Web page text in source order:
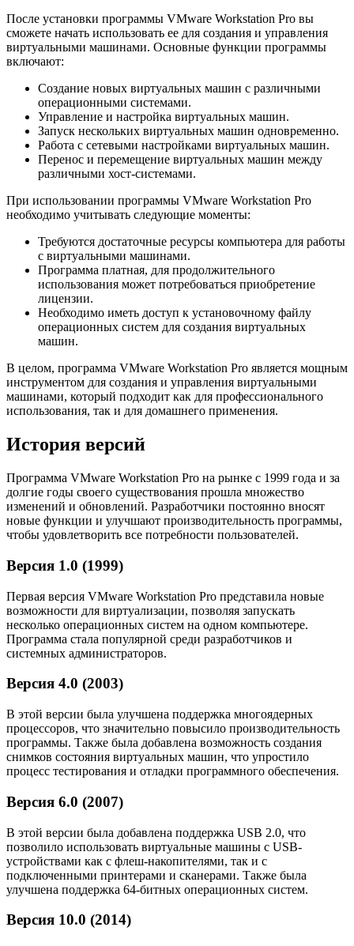
После установки программы VMware Workstation Pro вы
сможете начать использовать ее для создания и управления
виртуальными машинами. Основные функции программы
включают:
Создание новых виртуальных машин с различными
операционными системами.
Управление и настройка виртуальных машин.
Запуск нескольких виртуальных машин одновременно.
Работа с сетевыми настройками виртуальных машин.
Перенос и перемещение виртуальных машин между
различными хост-системами.
При использовании программы VMware Workstation Pro
необходимо учитывать следующие моменты:
Требуются достаточные ресурсы компьютера для работы
с виртуальными машинами.
Программа платная, для продолжительного
использования может потребоваться приобретение
лицензии.
Необходимо иметь доступ к установочному файлу
операционных систем для создания виртуальных
машин.
В целом, программа VMware Workstation Pro является мощным
инструментом для создания и управления виртуальными
машинами, который подходит как для профессионального
использования, так и для домашнего применения.
История версий
Программа VMware Workstation Pro на рынке с 1999 года и за
долгие годы своего существования прошла множество
изменений и обновлений. Разработчики постоянно вносят
новые функции и улучшают производительность программы,
чтобы удовлетворить все потребности пользователей.
Версия 1.0 (1999)
Первая версия VMware Workstation Pro представила новые
возможности для виртуализации, позволяя запускать
несколько операционных систем на одном компьютере.
Программа стала популярной среди разработчиков и
системных администраторов.
Версия 4.0 (2003)
В этой версии была улучшена поддержка многоядерных
процессоров, что значительно повысило производительность
программы. Также была добавлена возможность создания
снимков состояния виртуальных машин, что упростило
процесс тестирования и отладки программного обеспечения.
Версия 6.0 (2007)
В этой версии была добавлена поддержка USB 2.0, что
позволило использовать виртуальные машины с USB-
устройствами как с флеш-накопителями, так и с
подключенными принтерами и сканерами. Также была
улучшена поддержка 64-битных операционных систем.
Версия 10.0 (2014)